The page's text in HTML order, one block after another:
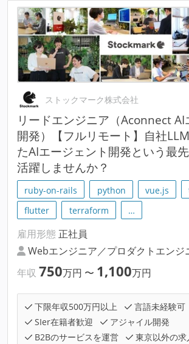
ストックマーク株式会社
リードエンジニア（Aconnect AI
開発）【フルリモート】自社
たAIエージェント開発という最
活躍しませんか？
ruby-on-rails python vue.js
flutter
terraform …
雇用形態 正社員
Webエンジニア／プロダクトエンジ
年収 750万円 〜 1,100万円
下限年収500万円以上
言語未経験可
SIer在籍者歓迎
アジャイル開発
B2Bのサービスを運営
東京以外の求